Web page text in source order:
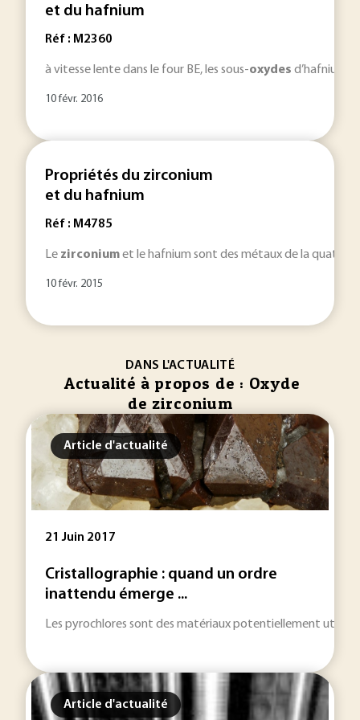
et du hafnium
Réf : M2360
à vitesse lente dans le four BE, les sous-oxydes d’hafnium
10 févr. 2016
Propriétés du zirconium
et du hafnium
Réf : M4785
Le zirconiumet le hafnium sont des métaux de la
10 févr. 2015
DANS L'ACTUALITÉ
Actualité à propos de : Oxyde
de zirconium
Article d'actualité
21 Juin 2017
Cristallographie : quand un ordre
inattendu émerge ...
Les pyrochlores sont des matériaux potentiellement utiles
Article d'actualité